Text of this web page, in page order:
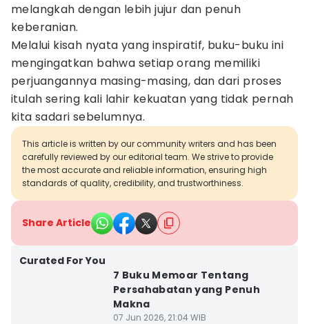
melangkah dengan lebih jujur dan penuh
keberanian.
Melalui kisah nyata yang inspiratif, buku-buku ini
mengingatkan bahwa setiap orang memiliki
perjuangannya masing-masing, dan dari proses
itulah sering kali lahir kekuatan yang tidak pernah
kita sadari sebelumnya.
This article is written by our community writers and has been
carefully reviewed by our editorial team. We strive to provide
the most accurate and reliable information, ensuring high
standards of quality, credibility, and trustworthiness.
Share Article
Curated For You
7 Buku Memoar Tentang
Persahabatan yang Penuh
Makna
07 Jun 2026, 21:04 WIB